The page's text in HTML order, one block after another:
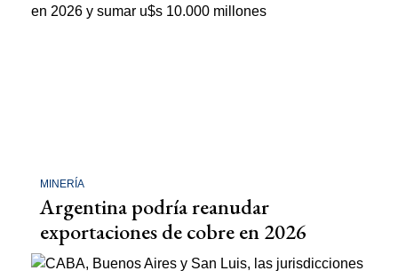
MINERÍA
Argentina podría reanudar
exportaciones de cobre en 2026